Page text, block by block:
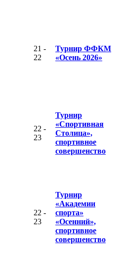
21 -
22
Турнир ФФКМ
«Осень 2026»
22 -
23
Турнир
«Спортивная
Столица»,
спортивное
совершенство
22 -
23
Турнир
«Академии
спорта»
«Осенний»,
спортивное
совершенство